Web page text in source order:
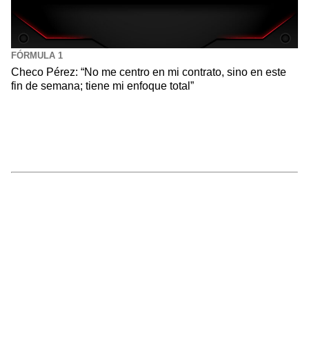
FÓRMULA 1
Checo Pérez: “No me centro en mi contrato, sino en este
fin de semana; tiene mi enfoque total”